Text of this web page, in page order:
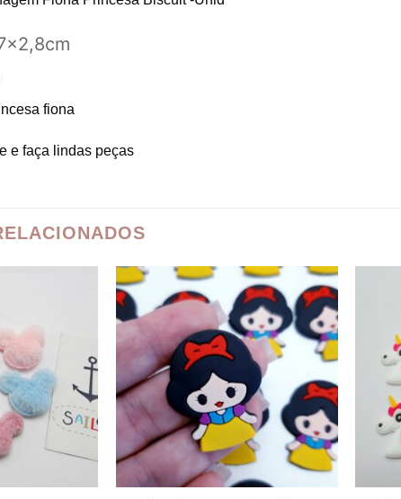
fiona
e faça lindas peças